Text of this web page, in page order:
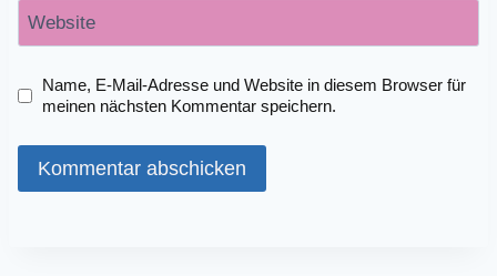
Website
Name, E-Mail-Adresse und Website in diesem Browser für
meinen nächsten Kommentar speichern.